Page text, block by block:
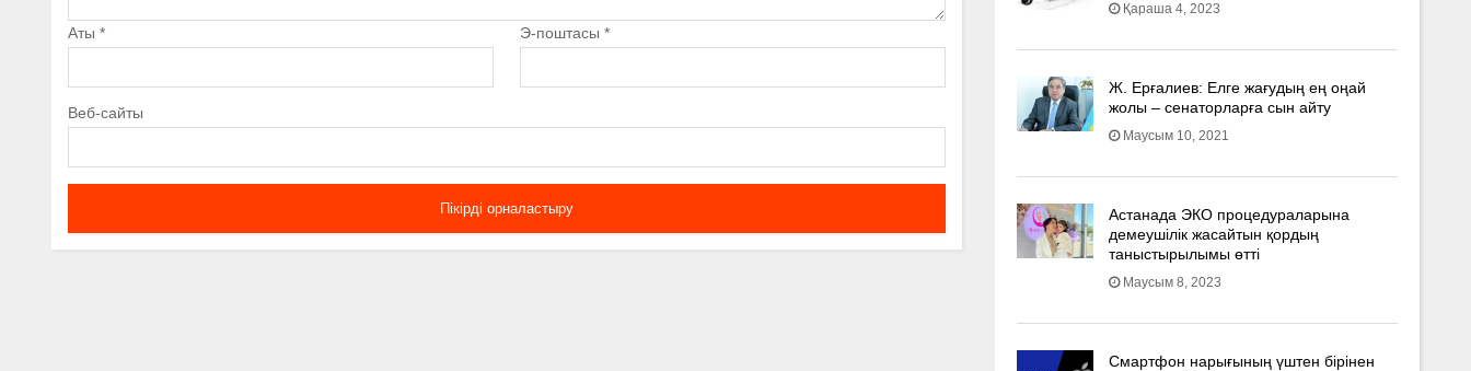
Аты* Э-поштасы*
Веб-сайты
Қараша 4, 2023
Ж. Ерғалиев: Елге жағудың ең оңай
жолы – сенаторларға сын айту
Маусым 10, 2021
Астанада ЭКО процедураларына
демеушілік жасайтын қордың
таныстырылымы өтті
Маусым 8, 2023
Смартфон нарығының үштен бірінен